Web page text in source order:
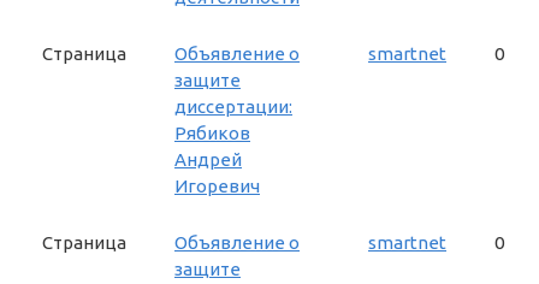
Страница
Объявление о
защите
диссертации:
Рябиков
Андрей
Игоревич
smartnet 0
Страница
Объявление о
защите
smartnet 0